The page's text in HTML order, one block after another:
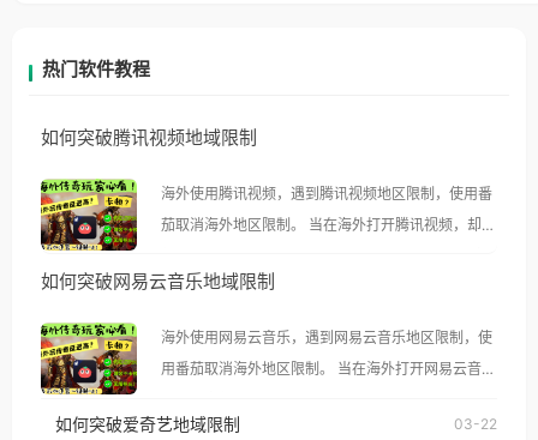
热门软件教程
如何突破腾讯视频地域限制
海外使用腾讯视频，遇到腾讯视频地区限制，使用番
茄取消海外地区限制。 当在海外打开腾讯视频，却突
示语。 海外用户如香港、澳门、台湾、美国、加拿
像其他音乐平台一样，出现地区及版权限制问题，且
仅能在中国大陆地区播放。 遇到这个问题的朋友们，
使用番茄回国加速器，即可解决「海外用户收听腾讯
如何突破网易云音乐地域限制
海外使用网易云音乐，遇到网易云音乐地区限制，使
用番茄取消海外地区限制。 当在海外打开网易云音
播放”的提示语。 海外用户如香港、澳门、台湾、美
如何突破爱奇艺地域限制 03-22